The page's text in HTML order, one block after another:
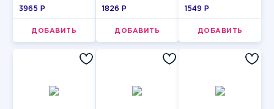
3965 P
ДОБАВИТЬ
1826 P
ДОБАВИТЬ
1549 P
ДОБАВИТЬ